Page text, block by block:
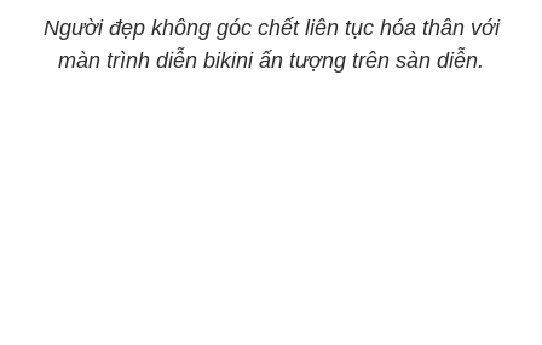
Người đẹp không góc chết liên tục hóa thân với
màn trình diễn bikini ấn tượng trên sàn diễn.